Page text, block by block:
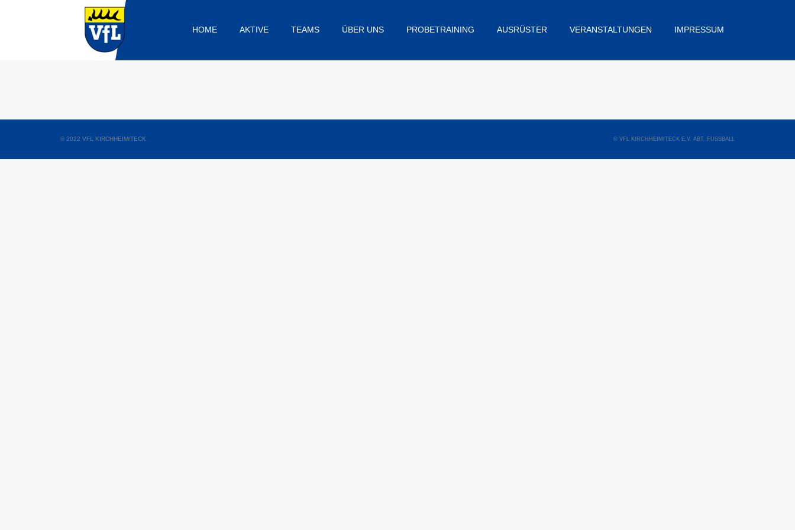
HOME AKTIVE TEAMS ÜBER UNS PROBETRAINING AUSRÜSTER VERANSTALTUNGEN IMPRESSUM
© 2022 VFL KIRCHHEIM/TECK © VFL KIRCHHEIM/TECK E.V. ABT. FUSSBALL